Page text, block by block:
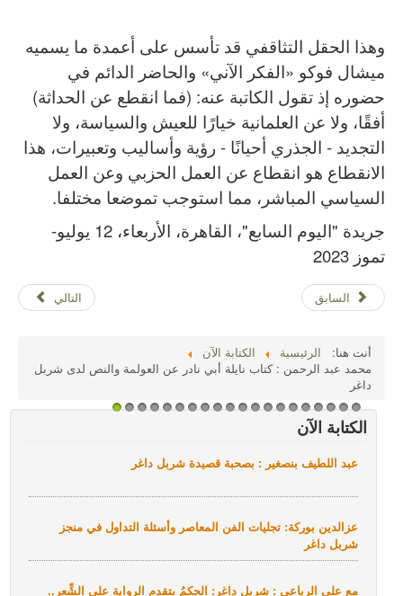
وهذا الحقل التثاقفي قد تأسس على أعمدة ما يسميه
ميشال فوكو «الفكر الآني» والحاضر الدائم في
حضوره إذ تقول الكاتبة عنه: (فما انقطع عن الحداثة)
أفقًا، ولا عن العلمانية خيارًا للعيش والسياسة، ولا
التجديد - الجذري أحيانًا - رؤية وأساليب وتعبيرات، هذا
الانقطاع هو انقطاع عن العمل الحزبي وعن العمل
السياسي المباشر، مما استوجب تموضعا مختلفا.
جريدة "اليوم السابع"، القاهرة، الأربعاء، 12 يوليو-
تموز 2023
السابق التالي
أنت هنا: الرئيسية
الكتابة الآن
محمد عبد الرحمن : كتاب نايلة أبي نادر عن العولمة والنص لدى شربل
داغر
الكتابة الآن
1
6
1
7
1
8
1
9
2
0
عبد اللطيف بنصغير : بصحبة قصيدة شربل داغر
عزالدين بوركة: تجليات الفن المعاصر وأسئلة التداول في منجز
شربل داغر
مع علي الرباعي : شربل داغر: الحكمُ بتقدم الرواية على الشِّعر..